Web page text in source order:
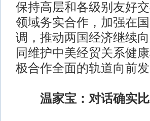
保持高层和各级别友好
领域务实合作，加强在
调，推动两国经济继续
同维护中美经贸关系健
极合作全面的轨道向前发
温家宝：对话确实比